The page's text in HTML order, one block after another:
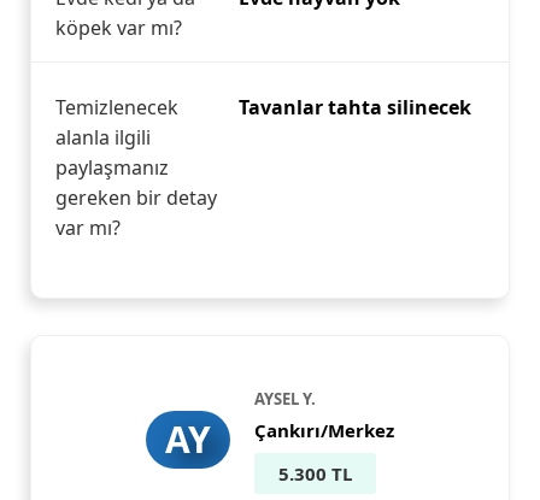
köpek var mı?
Temizlenecek
alanla ilgili
paylaşmanız
gereken bir detay
var mı?
Tavanlar tahta silinecek
AY
AYSEL Y.
Çankırı/Merkez
5.300 TL